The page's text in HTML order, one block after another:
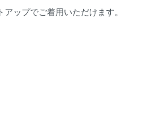
アップでご着用いただけます。